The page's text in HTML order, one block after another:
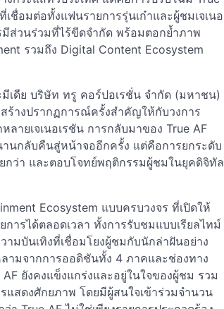
ชื่อมต่อทั้งแฟนรายการรุ่นเก๋าและผู้ชมเจเนอ
ส่วนร่วมที่ไร้ขีดจำกัด พร้อมตอกย้ำภาพ
รวมถึง Digital Content Ecosystem
เดีย บริษัท ทรู คอร์ปอเรชั่น จำกัด (มหาชน)
สร้างปรากฏการณ์ครั้งสำคัญให้กับวงการ
ายเจเนอเรชัน การกลับมาของ True AF
านกลับคืนสู่หน้าจออีกครั้ง แต่คือการยกระดับ
ว่า และตอบโจทย์พฤติกรรมผู้ชมในยุคดิจิทัล
Ecosystem แบบครบวงจร ที่เปิดให้
ารได้ตลอดเวลา ทั้งการรับชมแบบเรียลไทม์
มบันเทิงที่เชื่อมโยงผู้ชมกับนักล่าฝันอย่าง
ามจากการออดิชันทั้ง 4 ภาคและช่องทาง
ยังคงแข็งแกร่งและอยู่ในใจของผู้ชม รวม
สดงศักยภาพ โดยมีผู้สนใจเข้าร่วมจำนวน